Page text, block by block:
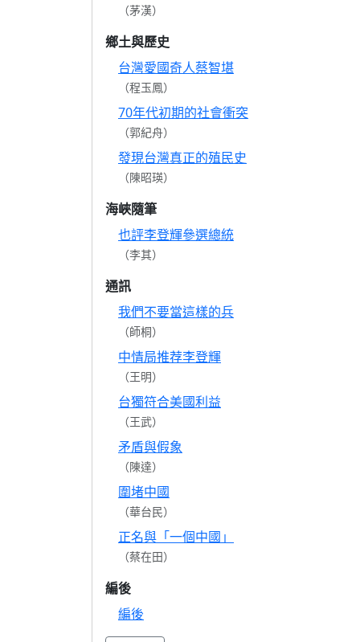
（茅漢）
鄉土與歷史
台灣愛國奇人蔡智堪
（程玉鳳）
70年代初期的社會衝突
（郭紀舟）
發現台灣真正的殖民史
（陳昭瑛）
海峽隨筆
也評李登輝參選總統
（李其）
通訊
我們不要當這樣的兵
（師桐）
中情局推荐李登輝
（王明）
台獨符合美國利益
（王武）
矛盾與假象
（陳達）
圍堵中國
（華台民）
正名與「一個中國」
（蔡在田）
編後
編後